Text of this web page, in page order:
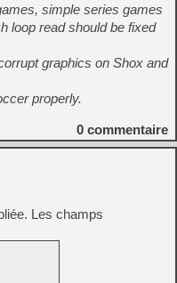
simple series games
loop read should be fixed
graphics on Shox and
properly.
0 commentaire
Les champs